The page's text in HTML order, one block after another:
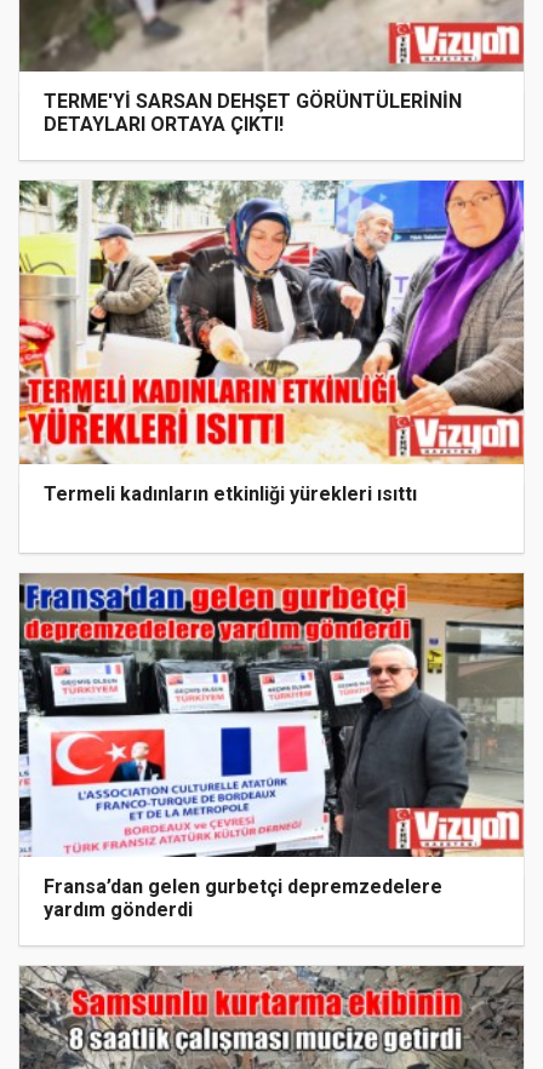
TERME'Yİ SARSAN DEHŞET GÖRÜNTÜLERİNİN
DETAYLARI ORTAYA ÇIKTI!
Termeli kadınların etkinliği yürekleri ısıttı
Fransa’dan gelen gurbetçi depremzedelere
yardım gönderdi